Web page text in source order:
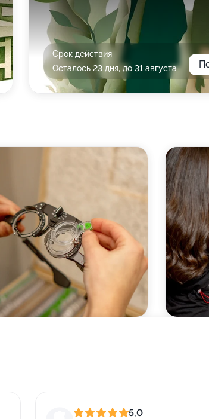
Срок действия
Осталось 23 дня, до 31 августа
5,0